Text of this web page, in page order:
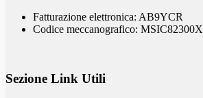
Fatturazione elettronica: AB9YCR
Codice meccanografico: MSIC82300X
Sezione Link Utili